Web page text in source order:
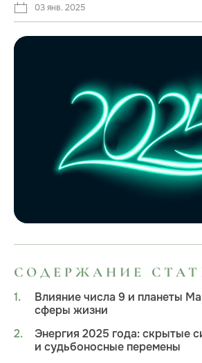
03 янв. 2025
СОДЕРЖАНИЕ
Влияние числа 9 и планеты
сферы жизни
Энергия 2025 года: скрытые
и судьбоносные перемены